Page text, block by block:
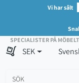
Vi har sålt
SPECIALISTER PÅ
SEK